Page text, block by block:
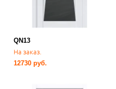
QN13
На заказ.
12730 руб.